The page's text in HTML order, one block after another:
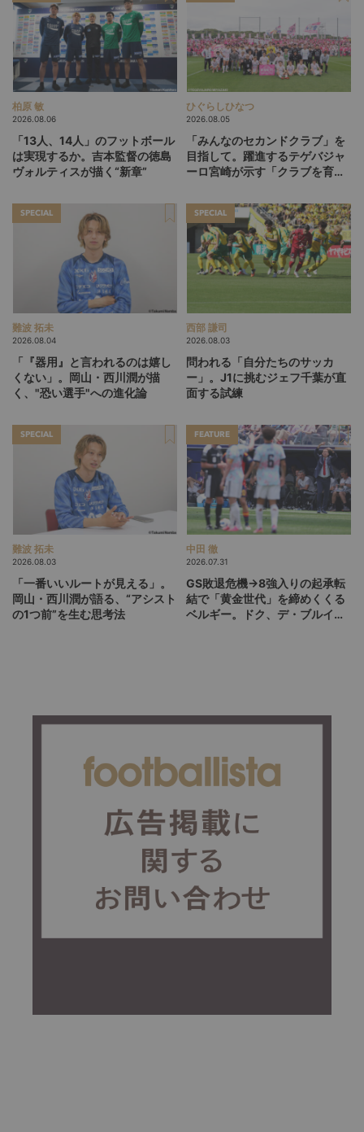
柏原 敏
2026.08.06
「13人、14人」のフットボール
は実現するか。吉本監督の徳島
ヴォルティスが描く“新章”
ひぐらしひなつ
2026.08.05
「みんなのセカンドクラブ」を
目指して。躍進するテゲバジャ
ーロ宮崎が示す「クラブを育て
SPECIAL
難波 拓未
2026.08.04
「『器用』と言われるのは嬉し
くない」。岡山・西川潤が描
く、"恐い選手"への進化論
SPECIAL
西部 謙司
2026.08.03
問われる「自分たちのサッカ
ー」。J1に挑むジェフ千葉が直
面する試練
SPECIAL
難波 拓未
2026.08.03
「一番いいルートが見える」。
岡山・西川潤が語る、“アシスト
の1つ前”を生む思考法
FEATURE
中田 徹
2026.07.31
GS敗退危機→8強入りの起承転
結で「黄金世代」を締めくくる
ベルギー。ドク、デ・ブルイネ